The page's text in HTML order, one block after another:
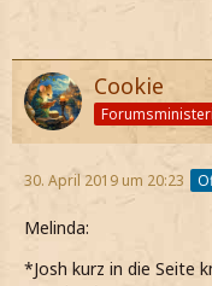
Cookie
30. April 2019 um 20:23
Melinda:
*Josh kurz in die Seite